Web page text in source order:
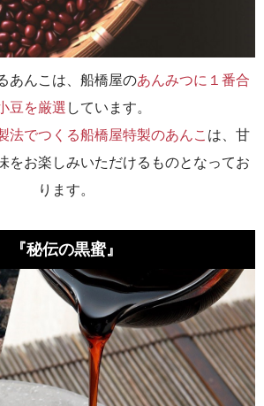
あんこは、船橋屋のあんみつに１番合
豆を厳選 しています。
法でつくる船橋屋特製のあんこ は、甘
をお楽しみいただけるものとなってお
ります。
『秘伝の黒蜜』